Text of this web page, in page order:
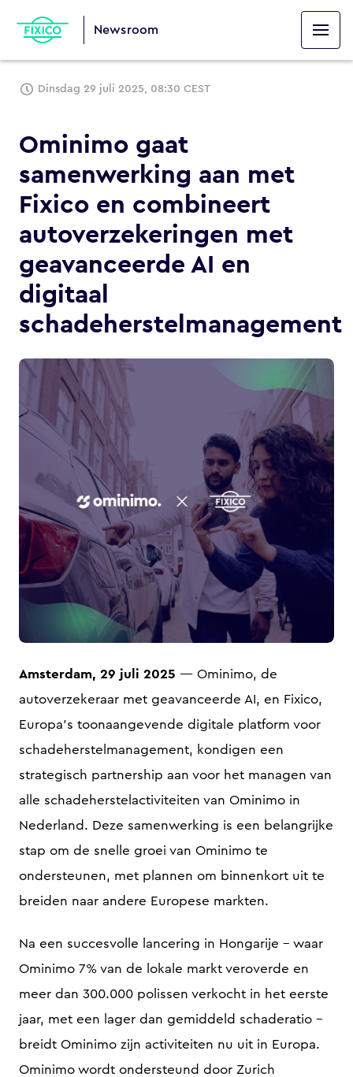
Newsroom
Dinsdag 29 juli 2025, 08:30 CEST
Ominimo gaat
samenwerking aan met
Fixico en combineert
autoverzekeringen met
geavanceerde AI en
digitaal
schadeherstelmanagement
Amsterdam, 29 juli 2025 — Ominimo, de
autoverzekeraar met geavanceerde AI, en Fixico,
Europa’s toonaangevende digitale platform voor
schadeherstelmanagement, kondigen een
strategisch partnership aan voor het managen van
alle schadeherstelactiviteiten van Ominimo in
Nederland. Deze samenwerking is een belangrijke
stap om de snelle groei van Ominimo te
ondersteunen, met plannen om binnenkort uit te
breiden naar andere Europese markten.
Na een succesvolle lancering in Hongarije – waar
Ominimo 7% van de lokale markt veroverde en
meer dan 300.000 polissen verkocht in het eerste
jaar, met een lager dan gemiddeld schaderatio –
breidt Ominimo zijn activiteiten nu uit in Europa.
Ominimo wordt ondersteund door Zurich